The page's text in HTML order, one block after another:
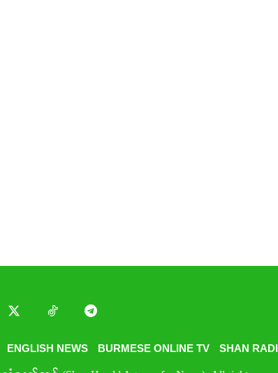
ENGLISH NEWS BURMESE ONLINE TV SHAN